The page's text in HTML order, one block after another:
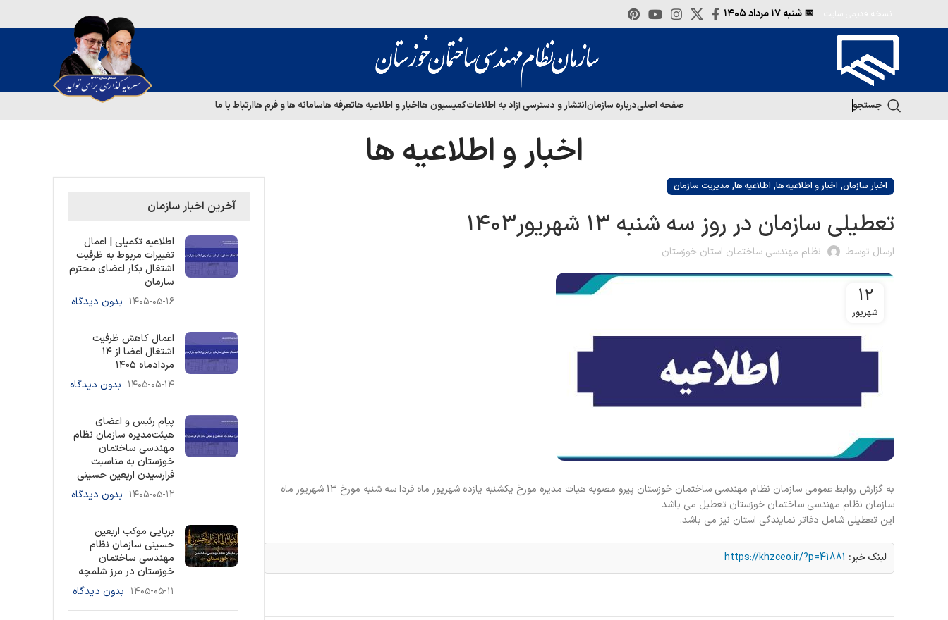
📅 شنبه
جستجو صفحه اصلیدرباره سازمانانتشار و دسترسی آزاد به اطلاعاتکمیسیون هااخبار و اطلاعیه هاتعرفه هاسامانه ها و فرم هاارتباط با ما
اخبار و اطلاعیه ها
اخبار سازمان, اخبار و اطلاعیه ها, اطلاعیه ها, مدیریت سازمان
تعطیلی سازمان در روز سه شنبه 13 شهریور1403
ارسال توسط نظام مهندسی ساختمان استان خوزستان
12
شهریور
به گزارش روابط عمومی سازمان نظام مهندسی ساختمان خوزستان پیرو مصوبه هیات مدیره مورخ یکشنبه یازده شهریور ماه فردا سه شنبه مورخ 13 شهریور ماه
سازمان نظام مهندسی ساختمان خوزستان تعطیل می باشد
این تعطیلی شامل دفاتر نمایندگی استان نیز می باشد.
لینک خبر: https://khzceo.ir/?p=41881
آخرین اخبار سازمان
اطلاعیه تکمیلی | اعمال
تغییرات مربوط به ظرفیت
اشتغال بکار اعضای محترم
سازمان
۱۴۰۵-۰۵-۱۶ بدون دیدگاه
اعمال کاهش ظرفیت
اشتغال اعضا از ۱۴
مردادماه ۱۴۰۵
۱۴۰۵-۰۵-۱۴ بدون دیدگاه
پیام رئیس و اعضای
هیئت‌مدیره سازمان نظام
مهندسی ساختمان
خوزستان به مناسبت
فرارسیدن اربعین حسینی
۱۴۰۵-۰۵-۱۲ بدون دیدگاه
برپایی موکب اربعین
حسینی سازمان نظام
مهندسی ساختمان
خوزستان در مرز شلمچه
۱۴۰۵-۰۵-۱۱ بدون دیدگاه